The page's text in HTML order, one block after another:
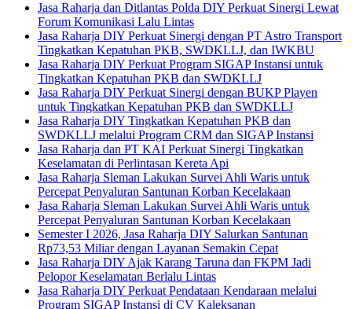
Jasa Raharja dan Ditlantas Polda DIY Perkuat Sinergi Lewat
Forum Komunikasi Lalu Lintas
Jasa Raharja DIY Perkuat Sinergi dengan PT Astro Transport
Tingkatkan Kepatuhan PKB, SWDKLLJ, dan IWKBU
Jasa Raharja DIY Perkuat Program SIGAP Instansi untuk
Tingkatkan Kepatuhan PKB dan SWDKLLJ
Jasa Raharja DIY Perkuat Sinergi dengan BUKP Playen
untuk Tingkatkan Kepatuhan PKB dan SWDKLLJ
Jasa Raharja DIY Tingkatkan Kepatuhan PKB dan
SWDKLLJ melalui Program CRM dan SIGAP Instansi
Jasa Raharja dan PT KAI Perkuat Sinergi Tingkatkan
Keselamatan di Perlintasan Kereta Api
Jasa Raharja Sleman Lakukan Survei Ahli Waris untuk
Percepat Penyaluran Santunan Korban Kecelakaan
Jasa Raharja Sleman Lakukan Survei Ahli Waris untuk
Percepat Penyaluran Santunan Korban Kecelakaan
Semester I 2026, Jasa Raharja DIY Salurkan Santunan
Rp73,53 Miliar dengan Layanan Semakin Cepat
Jasa Raharja DIY Ajak Karang Taruna dan FKPM Jadi
Pelopor Keselamatan Berlalu Lintas
Jasa Raharja DIY Perkuat Pendataan Kendaraan melalui
Program SIGAP Instansi di CV Kaleksanan